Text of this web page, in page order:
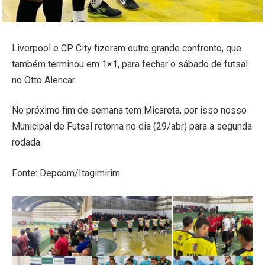
Liverpool e CP City fizeram outro grande confronto, que
também terminou em 1×1, para fechar o sábado de futsal
no Otto Alencar.
No próximo fim de semana tem Micareta, por isso nosso
Municipal de Futsal retorna no dia (29/abr) para a segunda
rodada.
Fonte: Depcom/Itagimirim